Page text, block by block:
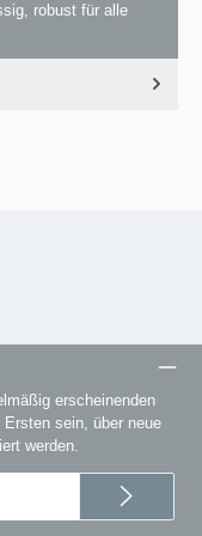
robust für alle
erscheinenden
sein, über neue
werden.